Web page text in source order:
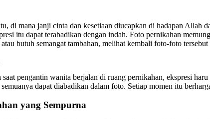
di mana janji cinta dan kesetiaan diucapkan di hadapan
itu dapat terabadikan dengan indah. Foto pernikahan
butuh semangat tambahan, melihat kembali foto-foto
pengantin wanita berjalan di ruang pernikahan, ekspresi
dapat diabadikan dalam foto. Setiap momen itu
yang Sempurna